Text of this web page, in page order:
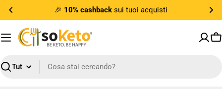
contenuto
🎉 10% cashback sui tuoi acquisti
Ricerca